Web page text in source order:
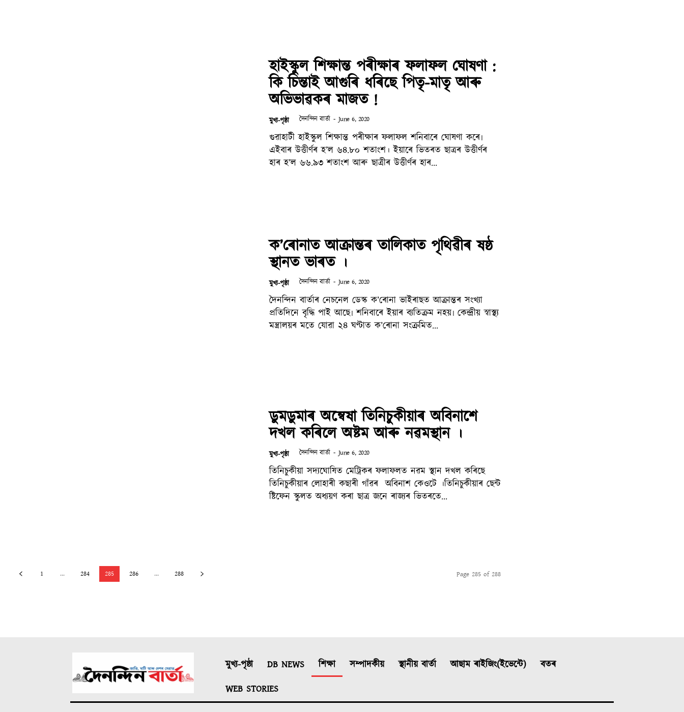
হাইস্কুল শিক্ষান্ত পৰীক্ষাৰ ফলাফল ঘোষণা :
কি চিন্তাই আগুৰি ধৰিছে পিতৃ-মাতৃ আৰু
অভিভাৱকৰ মাজত !
মুখ্য-পৃষ্ঠা দৈনন্দিন বাৰ্তা - June 6, 2020
গুৱাহাটী হাইস্কুল শিক্ষান্ত পৰীক্ষাৰ ফলাফল শনিবাৰে ঘোষণা কৰে৷
এইবাৰ উত্তীৰ্ণৰ হ’ল ৬৪.৮০ শতাংশ। ইয়াৰে ভিতৰত ছাত্ৰৰ উত্তীৰ্ণৰ
হাৰ হ’ল ৬৬.৯৩ শতাংশ আৰু ছাত্ৰীৰ উত্তীৰ্ণৰ হাৰ...
ক’ৰোনাত আক্ৰান্তৰ তালিকাত পৃথিৱীৰ ষষ্ঠ
স্থানত ভাৰত ।
মুখ্য-পৃষ্ঠা দৈনন্দিন বাৰ্তা - June 6, 2020
দৈনন্দিন বাৰ্তাৰ নেচনেল ডেস্ক ক’ৰোনা ভাইৰাছত আক্ৰান্তৰ সংখ্যা
প্ৰতিদিনে বৃদ্ধি পাই আছে৷ শনিবাৰে ইয়াৰ ব্যতিক্ৰম নহয়৷ কেন্দ্ৰীয় স্বাস্থ্য
মন্ত্ৰালয়ৰ মতে যোৱা ২৪ ঘণ্টাত ক’ৰোনা সংক্ৰমিত...
ডুমডুমাৰ অন্বেষা তিনিচুকীয়াৰ অবিনাশে
দখল কৰিলে অষ্টম আৰু নৱমস্থান ।
মুখ্য-পৃষ্ঠা দৈনন্দিন বাৰ্তা - June 6, 2020
তিনিচুকীয়া সদ্যঘোষিত মেট্ৰিকৰ ফলাফলত নৱম স্থান দখল কৰিছে
তিনিচুকীয়াৰ লোহাৰী কছাৰী গাঁৱৰ অবিনাশ কেওটে ।তিনিচুকীয়াৰ ছেন্ট
ষ্টিফেন স্কুলত অধ্যয়ণ কৰা ছাত্ৰ জনে ৰাজ্যৰ ভিতৰতে...
1 ... 284 285 286 ... 288 Page 285 of 288
মুখ্য-পৃষ্ঠা DB NEWS শিক্ষা সম্পাদকীয় স্থানীয় বাৰ্তা আছাম ৰাইজিং(ইভেন্টে)
বতৰ
WEB STORIES